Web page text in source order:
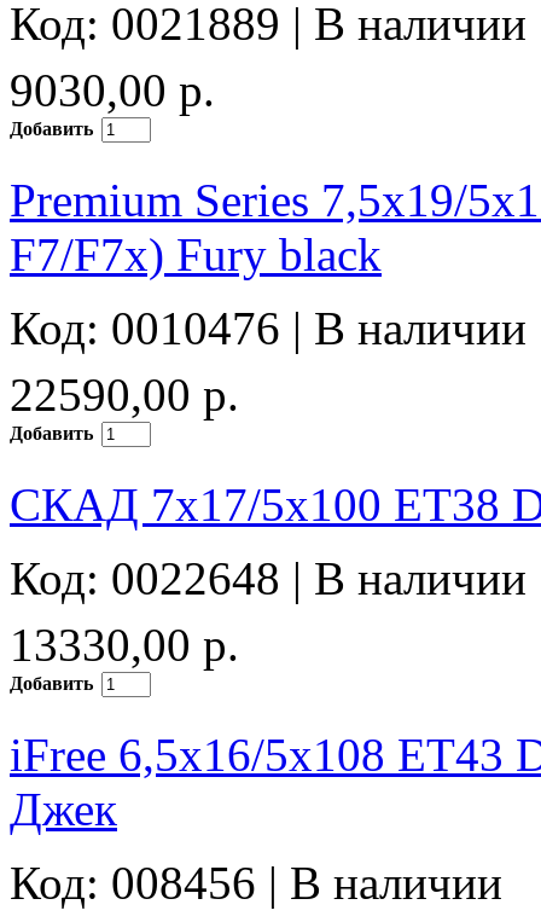
Код: 0021889 | В наличии
9030,00 р.
Добавить
Premium Series 7,5x19/
F7/F7x) Fury black
Код: 0010476 | В наличии
22590,00 р.
Добавить
СКАД 7x17/5x100 ET38
Код: 0022648 | В наличии
13330,00 р.
Добавить
iFree 6,5x16/5x108 ET43
Джек
Код: 008456 | В наличии